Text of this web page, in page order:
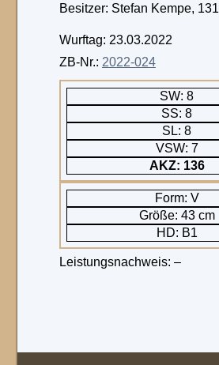
Besitzer: Stefan Kempe,
Wurftag: 23.03.2022
ZB-Nr.: 2022-024
SW: 8
SS: 8
SL: 8
VSW: 7
AKZ: 136
Form: V
Größe: 43 cm
HD: B1
Leistungsnachweis: –